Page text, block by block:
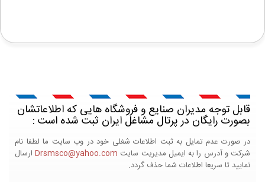
قابل توجه مدیران صنایع و فروشگاه هایی که اطلاعاتشان
بصورت رایگان در پرتال مشاغل ایران ثبت شده است :
در صورت عدم تمایل به ثبت اطلاعات شغلی خود در وب سایت ما لطفا نام
شرکت و آدرس را به ایمیل مدیریت سایت Drsmsco@yahoo.comارسال
نمایید تا سریعا اطلاعات شما حذف گردد.